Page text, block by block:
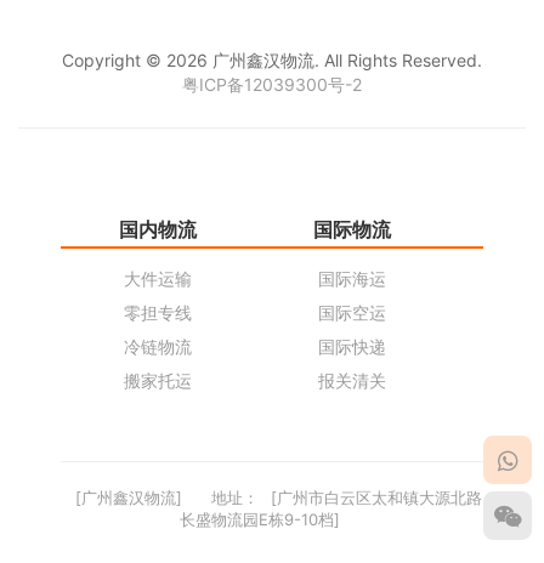
Copyright © 2026 广州鑫汉物流. All Rights Reserved.
粤ICP备12039300号-2
国内物流
大件运输
零担专线
冷链物流
搬家托运
国际物流
国际海运
国际空运
国际快递
报关清关
[广州鑫汉物流] 地址：
[广州市白云区太和镇大源北路
长盛物流园E栋9-10档]